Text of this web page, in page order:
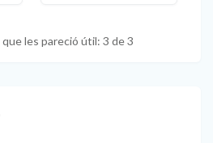
les pareció útil: 3 de 3